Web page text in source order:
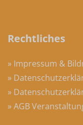
Rechtliches
» Impressum &
»
»
» AGB